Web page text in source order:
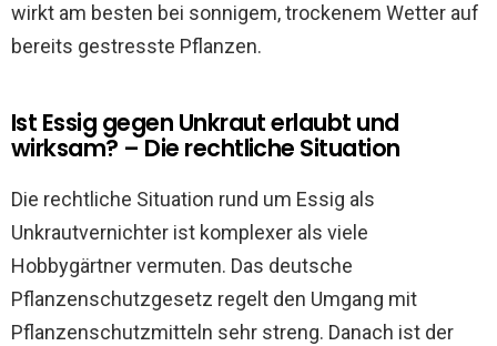
wirkt am besten bei sonnigem, trockenem Wetter auf
bereits gestresste Pflanzen.
Ist Essig gegen Unkraut erlaubt und
wirksam? – Die rechtliche Situation
Die rechtliche Situation rund um Essig als
Unkrautvernichter ist komplexer als viele
Hobbygärtner vermuten. Das deutsche
Pflanzenschutzgesetz regelt den Umgang mit
Pflanzenschutzmitteln sehr streng. Danach ist der